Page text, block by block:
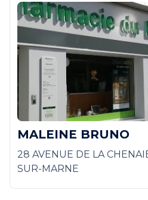
MALEINE BRUNO
28 AVENUE DE LA
SUR-MARNE